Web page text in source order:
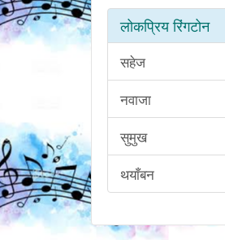
लोकप्रिय रिंगटोन
सहेज
नवाजा
सुमुख
थयाँबन